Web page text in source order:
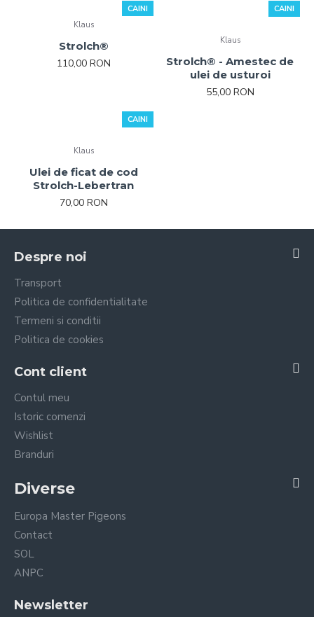
CAINI
Klaus
Strolch®
110,00 RON
CAINI
Klaus
Strolch® - Amestec de
ulei de usturoi
55,00 RON
CAINI
Klaus
Ulei de ficat de cod
Strolch-Lebertran
70,00 RON
Despre noi
Transport
Politica de confidentialitate
Termeni si conditii
Politica de cookies
Cont client
Contul meu
Istoric comenzi
Wishlist
Branduri
Diverse
Europa Master Pigeons
Contact
SOL
ANPC
Newsletter